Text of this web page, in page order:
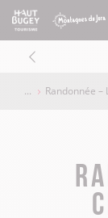
Randonnée –